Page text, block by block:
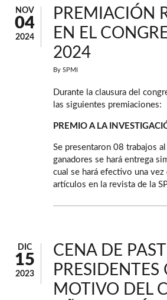
NOV
04
2024
PREMIACIÓN
EN EL
2024
By SPMI
Durante la clausura del
las siguientes premiaciones:
PREMIO A LA
Se presentaron 08 trabajos
ganadores se hará entrega
cual se hará efectivo una
artículos en la revista de la
DIC
15
2023
CENA DE PAST
PRESIDENTES
MOTIVO DEL